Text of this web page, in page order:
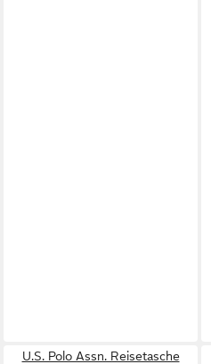
U.S. Polo Assn. Reisetasche